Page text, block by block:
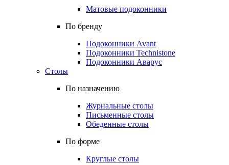
Матовые подоконники
По бренду
Подоконники Avant
Подоконники Technistone
Подоконники Аварус
Столы
По назначению
Журнальные столы
Письменные столы
Обеденные столы
По форме
Круглые столы